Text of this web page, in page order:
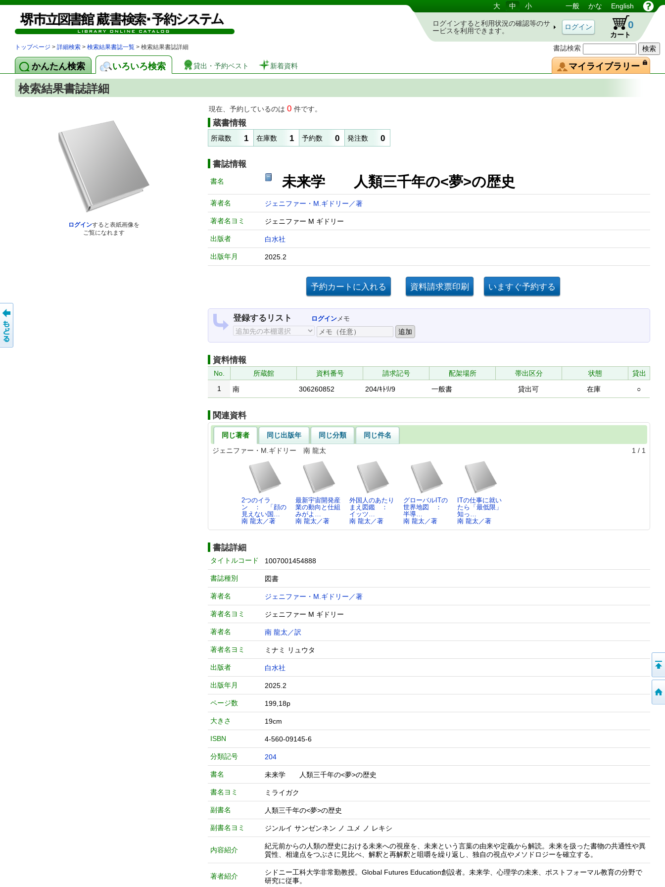
図書館 蔵書検索・予約システム
書誌検索
大 中 小 一般 かな English
ログインすると利用状況の確認等のサ
ービスを利用できます。
カート
0
トップページ > 詳細検索 > 検索結果書誌一覧 > 検索結果書誌詳細
かんたん検索 いろいろ検索 貸出・予約ベスト 新着資料 マイライブラリー
検索結果書誌詳細
ログインすると表紙画像を
ご覧になれます
現在、予約しているのは 0 件です。
蔵書情報
所蔵数 1 在庫数 1 予約数 0 発注数 0
書誌情報
書名 未来学 人類三千年の<夢>の歴史
著者名 ジェニファー・M.ギドリー／著
著者名ヨミ ジェニファー M ギドリー
出版者 白水社
出版年月 2025.2
登録するリスト ログインメモ
資料情報
No. 所蔵館 資料番号 請求記号 配架場所 帯出区分 状態
貸出
1
南 306260852 204/ｷﾄﾘ/9 一般書 貸出可 在庫 ○
関連資料
同じ著者 同じ出版年 同じ分類
同じ件名
ジェニファー・M.ギドリー 南 龍太
1 / 1
2つのイラ
ン ： 「顔の
見えない国…
南 龍太／著
最新宇宙開発産
業の動向と仕組
みがよ…
南 龍太／著
外国人のあたり
まえ図鑑 ：
イッツ…
南 龍太／著
グローバルITの
世界地図 ：
半導…
南 龍太／著
ITの仕事に就い
たら「最低限」
知っ…
南 龍太／著
書誌詳細
タイトルコード 1007001454888
書誌種別 図書
著者名 ジェニファー・M.ギドリー／著
著者名ヨミ ジェニファー M ギドリー
著者名 南 龍太／訳
著者名ヨミ ミナミ リュウタ
出版者 白水社
出版年月 2025.2
ページ数 199,18p
大きさ 19cm
ISBN 4-560-09145-6
分類記号 204
書名 未来学 人類三千年の<夢>の歴史
書名ヨミ ミライガク
副書名 人類三千年の<夢>の歴史
副書名ヨミ ジンルイ サンゼンネン ノ ユメ ノ レキシ
内容紹介
紀元前からの人類の歴史における未来への視座を、未来という言葉の由来や定義から解読。未来を扱った書物の共通性や異
質性、相違点をつぶさに見比べ、解釈と再解釈と咀嚼を繰り返し、独自の視点やメソドロジーを確立する。
著者紹介
シドニー工科大学非常勤教授。Global Futures Education創設者。未来学、心理学の未来、ポストフォーマル教育の分野で
研究に従事。